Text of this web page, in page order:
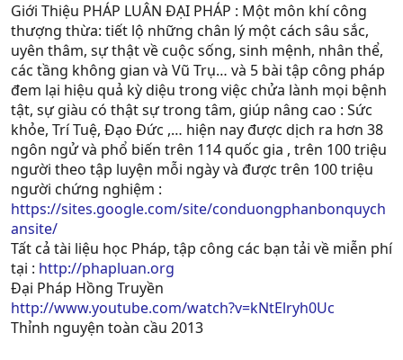
Giới Thiệu PHÁP LUÂN ĐẠI PHÁP : Một môn khí công
thượng thừa: tiết lộ những chân lý một cách sâu sắc,
uyên thâm, sự thật về cuộc sống, sinh mệnh, nhân thể,
các tầng không gian và Vũ Trụ… và 5 bài tập công pháp
đem lại hiệu quả kỳ diệu trong việc chửa lành mọi bệnh
tật, sự giàu có thật sự trong tâm, giúp nâng cao : Sức
khỏe, Trí Tuệ, Ðạo Ðức ,… hiện nay được dịch ra hơn 38
ngôn ngử và phổ biến trên 114 quốc gia , trên 100 triệu
người theo tập luyện mỗi ngày và được trên 100 triệu
người chứng nghiệm :
https://sites.google.com/site/conduongphanbonquych
ansite/
Tất cả tài liệu học Pháp, tập công các bạn tải về miễn phí
tại : http://phapluan.org
Đại Pháp Hồng Truyền
http://www.youtube.com/watch?v=kNtElryh0Uc
Thỉnh nguyện toàn cầu 2013